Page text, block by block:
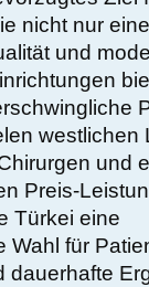
nicht nur
und
westlichen
und
Preis-
Türkei eine
Wahl für
dauerhafte